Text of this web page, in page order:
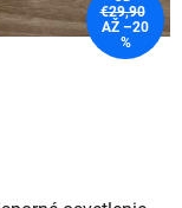
€29,90
AŽ –20
%